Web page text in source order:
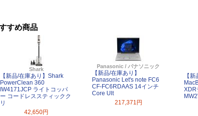
すめ商品
Shark
【新品/在庫あり】Shark
PowerClean 360
IW4171JCP ライトコッパ
ー コードレススティックク
リ
42,650円
Panasonic / パナソニック
【新品/在庫あり】
Panasonic Let's note FC6
CF-FC6RDAAS 14インチ
Core Ult
217,371円
【
XDR